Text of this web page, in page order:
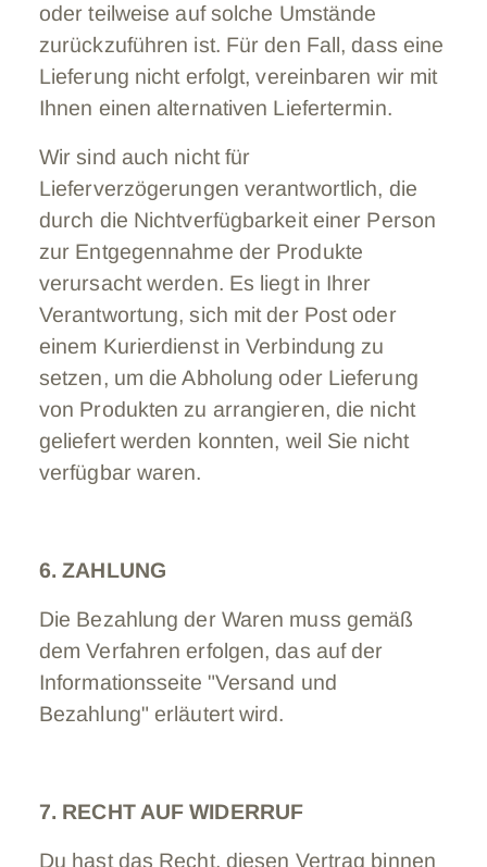
oder teilweise auf solche Umstände
zurückzuführen ist. Für den Fall, dass eine
Lieferung nicht erfolgt, vereinbaren wir mit
Ihnen einen alternativen Liefertermin.
Wir sind auch nicht für
Lieferverzögerungen verantwortlich, die
durch die Nichtverfügbarkeit einer Person
zur Entgegennahme der Produkte
verursacht werden. Es liegt in Ihrer
Verantwortung, sich mit der Post oder
einem Kurierdienst in Verbindung zu
setzen, um die Abholung oder Lieferung
von Produkten zu arrangieren, die nicht
geliefert werden konnten, weil Sie nicht
verfügbar waren.
6. ZAHLUNG
Die Bezahlung der Waren muss gemäß
dem Verfahren erfolgen, das auf der
Informationsseite "Versand und
Bezahlung" erläutert wird.
7. RECHT AUF WIDERRUF
Du hast das Recht, diesen Vertrag binnen